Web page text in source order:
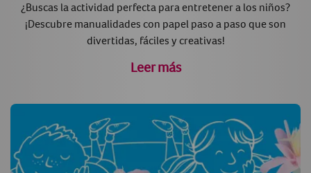
¿Buscas la actividad perfecta para entretener a los niños?
¡Descubre manualidades con papel paso a paso que son
divertidas, fáciles y creativas!
Leer más